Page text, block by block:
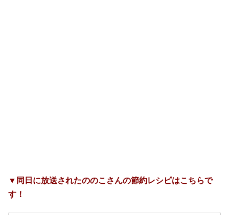
▼同日に放送されたののこさんの節約レシピはこちらで
す！